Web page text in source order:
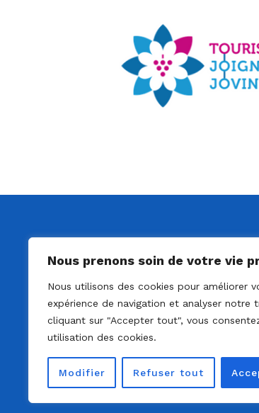
Nous prenons soin de votre vie
Nous utilisons des cookies pour améliorer
expérience de navigation et analyser notre
cliquant sur "Accepter tout", vous
utilisation des cookies.
Modifier Refuser tout
©